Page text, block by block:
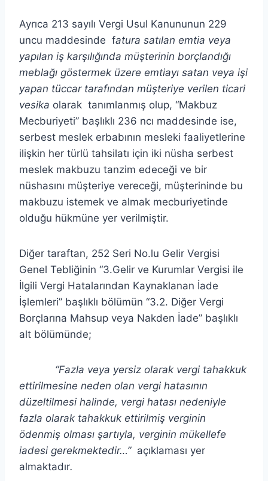
Ayrıca 213 sayılı Vergi Usul Kanununun 229
uncu maddesinde fatura satılan emtia veya
yapılan iş karşılığında müşterinin borçlandığı
meblağı göstermek üzere emtiayı satan veya işi
yapan tüccar tarafından müşteriye verilen ticari
vesika olarak tanımlanmış olup, “Makbuz
Mecburiyeti” başlıklı 236 ncı maddesinde ise,
serbest meslek erbabının mesleki faaliyetlerine
ilişkin her türlü tahsilatı için iki nüsha serbest
meslek makbuzu tanzim edeceği ve bir
nüshasını müşteriye vereceği, müşterininde bu
makbuzu istemek ve almak mecburiyetinde
olduğu hükmüne yer verilmiştir.
Diğer taraftan, 252 Seri No.lu Gelir Vergisi
Genel Tebliğinin “3.Gelir ve Kurumlar Vergisi ile
İlgili Vergi Hatalarından Kaynaklanan İade
İşlemleri” başlıklı bölümün “3.2. Diğer Vergi
Borçlarına Mahsup veya Nakden İade” başlıklı
alt bölümünde;
“Fazla veya yersiz olarak vergi tahakkuk
ettirilmesine neden olan vergi hatasının
düzeltilmesi halinde, vergi hatası nedeniyle
fazla olarak tahakkuk ettirilmiş verginin
ödenmiş olması şartıyla, verginin mükellefe
iadesi gerekmektedir…”açıklaması yer
almaktadır.